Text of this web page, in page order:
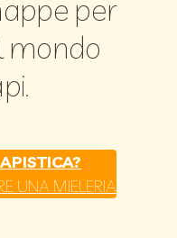
per
mondo
UNA MIELERIA